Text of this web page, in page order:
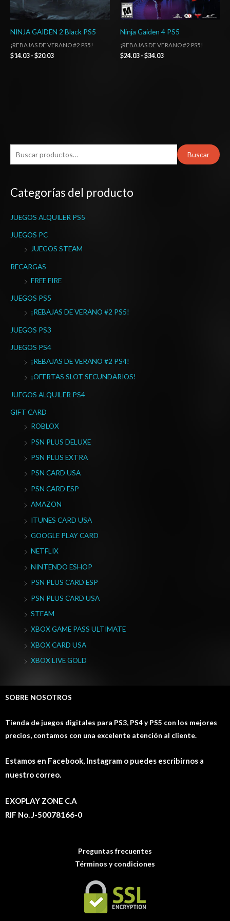
u
c
r
p
Buscar
Categorías del producto
JUEGOS ALQUILER PS5
JUEGOS PC
JUEGOS STEAM
RECARGAS
FREE FIRE
JUEGOS PS5
¡REBAJAS DE VERANO #2 PS5!
JUEGOS PS3
JUEGOS PS4
¡REBAJAS DE VERANO #2 PS4!
¡OFERTAS SLOT SECUNDARIOS!
JUEGOS ALQUILER PS4
GIFT CARD
ROBLOX
PSN PLUS DELUXE
PSN PLUS EXTRA
PSN CARD USA
PSN CARD ESP
AMAZON
ITUNES CARD USA
GOOGLE PLAY CARD
NETFLIX
NINTENDO ESHOP
PSN PLUS CARD ESP
PSN PLUS CARD USA
STEAM
XBOX GAME PASS ULTIMATE
XBOX CARD USA
XBOX LIVE GOLD
NINJA GAIDEN 2 Black PS5
¡REBAJAS DE VERANO #2 PS5!
$14.03 - $20.03
Ninja Gaiden 4 PS5
¡REBAJAS DE VERANO #2 PS5!
$24.03 - $34.03
SOBRE NOSOTROS
Tienda de juegos digitales para PS3, PS4 y PS5 con los mejores
precios, contamos con una excelente atención al cliente.
Estamos en Facebook, Instagram o puedes escribirnos a
nuestro correo.
EXOPLAY ZONE C.A
RIF No. J-50078166-0
Preguntas frecuentes
Términos y condiciones